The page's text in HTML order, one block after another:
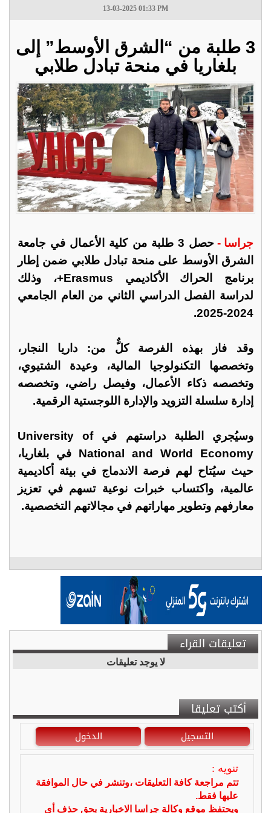
13-03-2025 01:33 PM
3 طلبة من “الشرق الأوسط” إلى
بلغاريا في منحة تبادل طلابي
جراسا -
حصل 3 طلبة من كلية الأعمال في جامعة
الشرق الأوسط على منحة تبادل طلابي ضمن إطار
برنامج الحراك الأكاديمي Erasmus+، وذلك
لدراسة الفصل الدراسي الثاني من العام الجامعي
2024-2025.
وقد فاز بهذه الفرصة كلٌّ من: داريا النجار،
وتخصصها التكنولوجيا المالية، وعيدة الشتيوي،
وتخصصه ذكاء الأعمال، وفيصل راضي، وتخصصه
إدارة سلسلة التزويد والإدارة اللوجستية الرقمية.
وسيُجري الطلبة دراستهم في University of
National and World Economy في بلغاريا،
حيث سيُتاح لهم فرصة الاندماج في بيئة أكاديمية
عالمية، واكتساب خبرات نوعية تسهم في تعزيز
معارفهم وتطوير مهاراتهم في مجالاتهم التخصصية.
تعليقات القراء
لا يوجد تعليقات
أكتب تعليقا
التسجيل الدخول
تنويه :
تتم مراجعة كافة التعليقات ،وتنشر في حال الموافقة
عليها فقط.
ويحتفظ موقع وكالة جراسا الاخبارية بحق حذف أي